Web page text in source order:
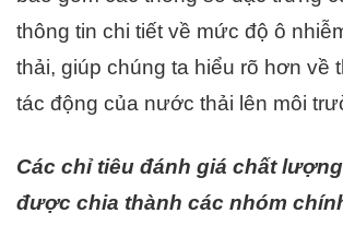
thông tin chi tiết về mức độ ô
thải, giúp chúng ta hiểu rõ hơn về
tác động của nước thải lên môi
Các chỉ tiêu đánh giá chất
được chia thành các nhóm